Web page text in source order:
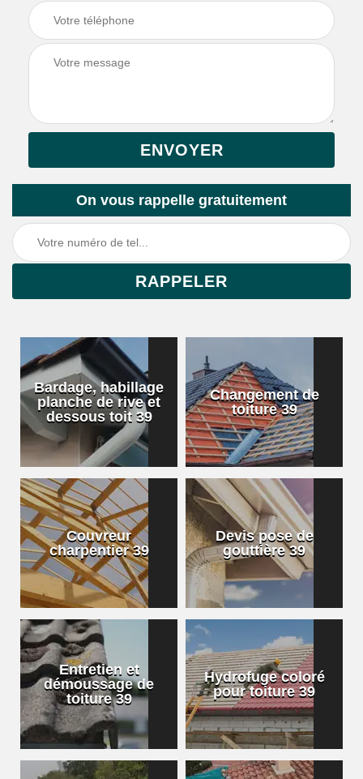
On vous rappelle gratuitement
Bardage, habillage
planche de rive et
dessous toit 39
Changement de
toiture 39
Couvreur
charpentier 39
Devis pose de
gouttière 39
Entretien et
démoussage de
toiture 39
Hydrofuge coloré
pour toiture 39